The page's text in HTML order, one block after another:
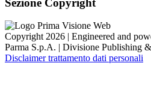
Sezione Copyright
Copyright 2026 | Engineered and
Parma S.p.A. | Divisione Publishing
Disclaimer trattamento dati personali